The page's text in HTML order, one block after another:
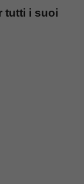
tutti i suoi